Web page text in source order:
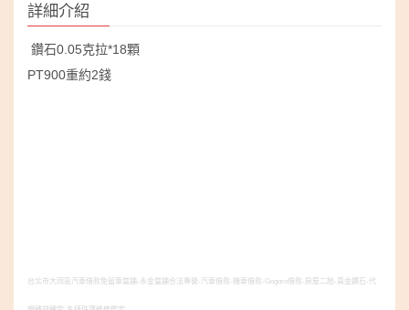
詳細介紹
鑽石0.05克拉*18顆
PT900重約2錢
台北市大同區汽車借款免留車當舖-永金當舖合法專營-汽車借款-機車借款-Gogoro借款-房屋二胎-黃金鑽石-代